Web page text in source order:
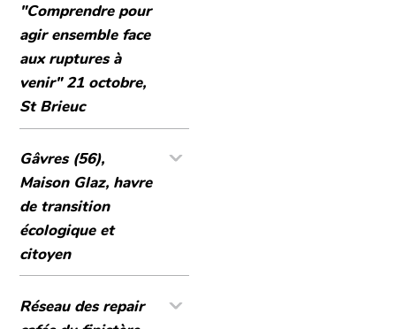
"Comprendre pour
agir ensemble face
aux ruptures à
venir" 21 octobre,
St Brieuc
Gâvres (56),
Maison Glaz, havre
de transition
écologique et
citoyen
Réseau des repair